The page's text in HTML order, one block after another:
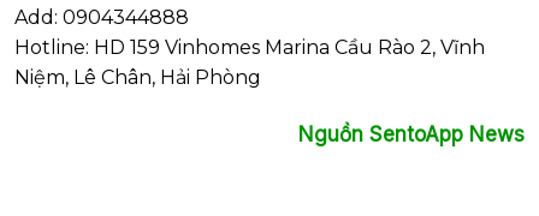
Add: 0904344888
Hotline: HD 159 Vinhomes Marina Cầu Rào 2, Vĩnh
Niệm, Lê Chân, Hải Phòng
Nguồn SentoApp News